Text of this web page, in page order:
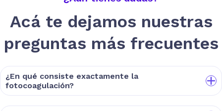
Acá te dejamos nuestras
preguntas más frecuentes
¿En qué consiste exactamente la
fotocoagulación?